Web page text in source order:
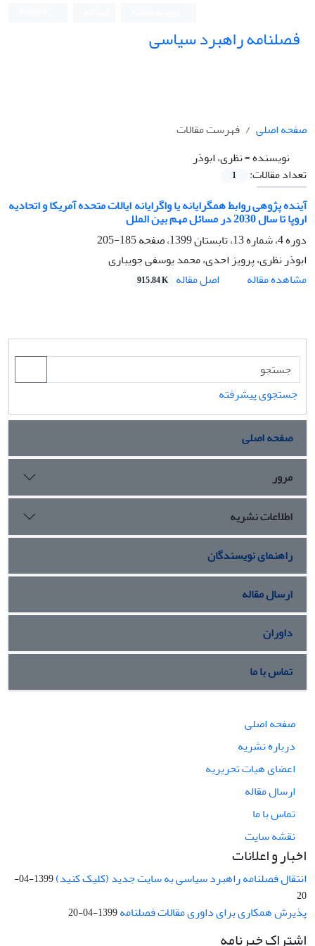
فصلنامه راهبرد سیاسی
صفحه اصلی
فهرست مقالات
نویسنده =نظری، ابوذر
تعداد مقالات:
1
آینده پژوهی روابط همگرایانه یا واگرایانه ایالات متحده آمریکا و اتحادیه
اروپا تا سال 2030 در مسائل مهم بین الملل
دوره 4، شماره 13، تابستان 1399، صفحه
185-205
ابوذر نظری، پرویز احدی، محمد یوسفی جویباری
مشاهده مقاله
اصل مقاله 915.84 K
جستجوی پیشرفته
صفحه اصلی
مرور
اطلاعات نشریه
راهنمای نویسندگان
ارسال مقاله
داوران
تماس با ما
صفحه اصلی
درباره نشریه
اعضای هیات تحریریه
ارسال مقاله
تماس با ما
نقشه سایت
اخبار و اعلانات
انتقال فصلنامه راهبرد سیاسی به سایت جدید (کلیک کنید)
1399-04-
20
پذیرش همکاری برای داوری مقالات فصلنامه1399-04-20
اشتراک خبرنامه